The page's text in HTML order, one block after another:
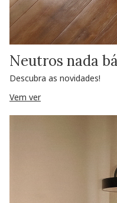
Neutros nada
Descubra as novidades!
Vem ver